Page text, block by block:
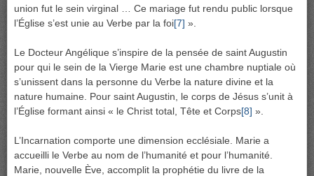
union fut le sein virginal … Ce mariage fut rendu public lorsque
l’Église s’est unie au Verbe par la foi[7] ».
Le Docteur Angélique s’inspire de la pensée de saint Augustin
pour qui le sein de la Vierge Marie est une chambre nuptiale où
s’unissent dans la personne du Verbe la nature divine et la
nature humaine. Pour saint Augustin, le corps de Jésus s’unit à
l’Église formant ainsi « le Christ total, Tête et Corps[8] ».
L’Incarnation comporte une dimension ecclésiale. Marie a
accueilli le Verbe au nom de l’humanité et pour l’humanité.
Marie, nouvelle Ève, accomplit la prophétie du livre de la